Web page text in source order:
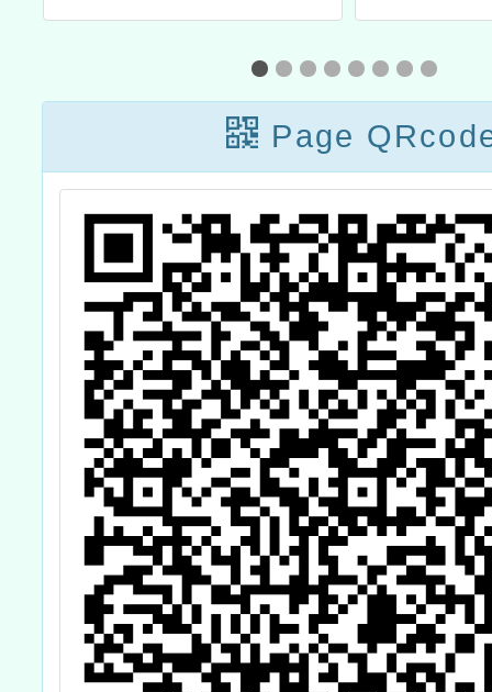
者實作工作坊」實
校教師
證培
─114
加強
Page